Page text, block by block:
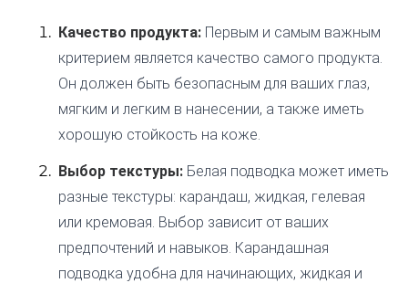
Качество продукта: Первым и самым важным
критерием является качество самого продукта.
Он должен быть безопасным для ваших глаз,
мягким и легким в нанесении, а также иметь
хорошую стойкость на коже.
Выбор текстуры: Белая подводка может иметь
разные текстуры: карандаш, жидкая, гелевая
или кремовая. Выбор зависит от ваших
предпочтений и навыков. Карандашная
подводка удобна для начинающих, жидкая и